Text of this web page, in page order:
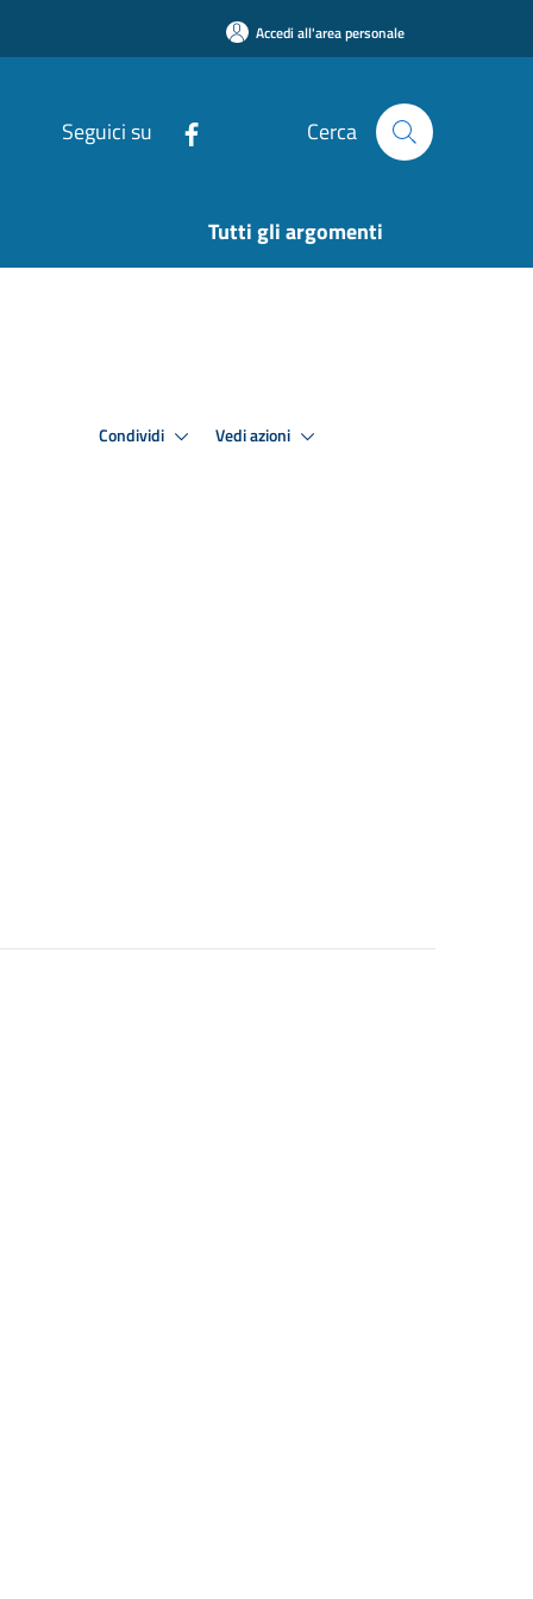
Accedi all'area personale
Seguici su Cerca
Tutti gli argomenti
Condividi Vedi azioni